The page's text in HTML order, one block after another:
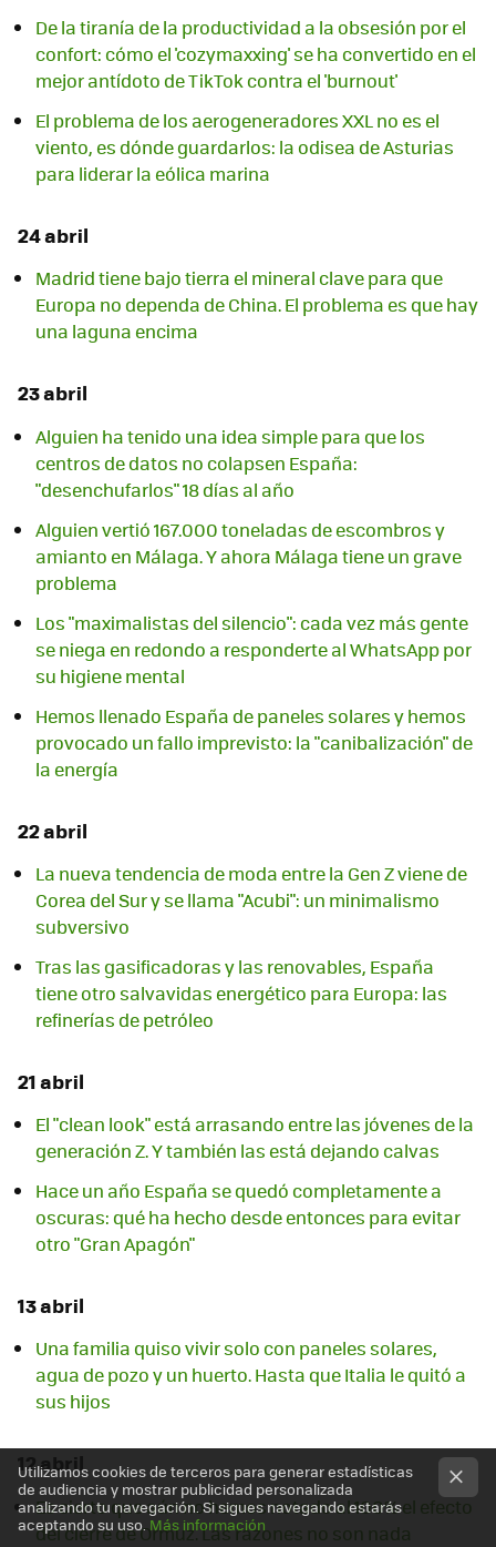
De la tiranía de la productividad a la obsesión por el
confort: cómo el 'cozymaxxing' se ha convertido en el
mejor antídoto de TikTok contra el 'burnout'
El problema de los aerogeneradores XXL no es el
viento, es dónde guardarlos: la odisea de Asturias
para liderar la eólica marina
24 abril
Madrid tiene bajo tierra el mineral clave para que
Europa no dependa de China. El problema es que hay
una laguna encima
23 abril
Alguien ha tenido una idea simple para que los
centros de datos no colapsen España:
"desenchufarlos" 18 días al año
Alguien vertió 167.000 toneladas de escombros y
amianto en Málaga. Y ahora Málaga tiene un grave
problema
Los "maximalistas del silencio": cada vez más gente
se niega en redondo a responderte al WhatsApp por
su higiene mental
Hemos llenado España de paneles solares y hemos
provocado un fallo imprevisto: la "canibalización" de
la energía
22 abril
La nueva tendencia de moda entre la Gen Z viene de
Corea del Sur y se llama "Acubi": un minimalismo
subversivo
Tras las gasificadoras y las renovables, España
tiene otro salvavidas energético para Europa: las
refinerías de petróleo
21 abril
El "clean look" está arrasando entre las jóvenes de la
generación Z. Y también las está dejando calvas
Hace un año España se quedó completamente a
oscuras: qué ha hecho desde entonces para evitar
otro "Gran Apagón"
13 abril
Una familia quiso vivir solo con paneles solares,
agua de pozo y un huerto. Hasta que Italia le quitó a
sus hijos
12 abril
Es cierto que aún no hemos notado al 100% el efecto
del cierre de Ormuz. Las razones no son nada
Utilizamos cookies de terceros para generar estadísticas
de audiencia y mostrar publicidad personalizada
analizando tu navegación. Si sigues navegando estarás
aceptando su uso.Más información